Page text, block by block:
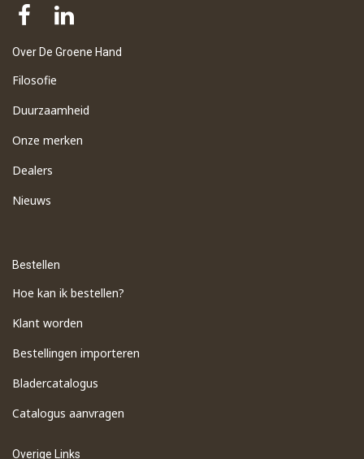
Over De Groene Hand
Filosofie
Duurzaamheid
Onze merken
Dealers
Nieuws
Bestellen
Hoe kan ik bestellen?
Klant worden
Bestellingen importeren
​Bladercatalogus
​Catalogus aanvragen
Overige Links